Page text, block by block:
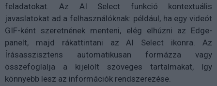
feladatokat. Az AI Select funkció kontextuális
javaslatokat ad a felhasználóknak: például, ha egy videót
GIF-ként szeretnének menteni, elég elhúzni az Edge-
panelt, majd rákattintani az AI Select ikonra. Az
Írásasszisztens automatikusan formázza vagy
összefoglalja a kijelölt szöveges tartalmakat, így
könnyebb lesz az információk rendszerezése.